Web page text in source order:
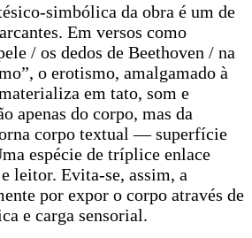
simbólica da obra é um de
Em versos como
/ os dedos de Beethoven / na
o erotismo, amalgamado à
em tato, som e
apenas do corpo, mas da
corpo textual — superfície
espécie de tríplice enlace
leitor. Evita-se, assim, a
por expor o corpo através de
e carga sensorial.